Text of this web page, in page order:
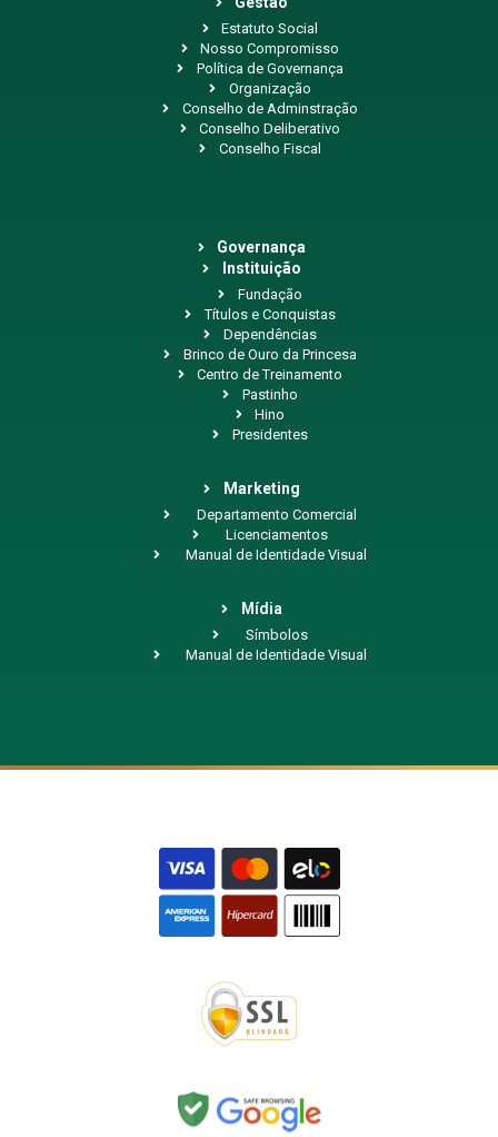
Estatuto Social
Nosso Compromisso
Política de Governança
Organização
Conselho de Adminstração
Conselho Deliberativo
Conselho Fiscal
Governança
Instituição
Fundação
Títulos e Conquistas
Dependências
Brinco de Ouro da Princesa
Centro de Treinamento
Pastinho
Hino
Presidentes
Marketing
Departamento Comercial
Licenciamentos
Manual de Identidade Visual
Mídia
Símbolos
Manual de Identidade Visual